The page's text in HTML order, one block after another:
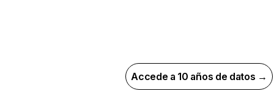
Accede a 10 años de datos →